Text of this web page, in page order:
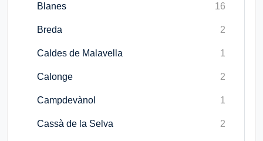
Blanes 16
Breda 2
Caldes de Malavella 1
Calonge 2
Campdevànol 1
Cassà de la Selva 2